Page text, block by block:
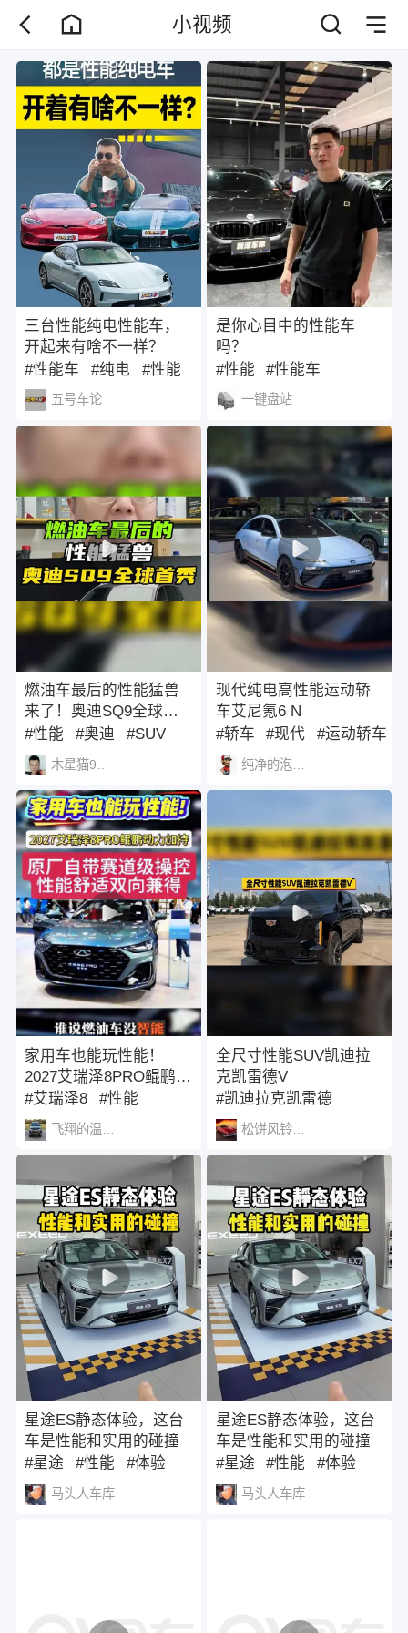
小视频
三台性能纯电性能车，
开起来有啥不一样？
#性能车
#纯电 #性能
五号车论
燃油车最后的性能猛兽
来了！奥迪SQ9全球首
秀，史上最大最强的性
能SUV！
#性能 #奥迪 #SUV
家用车也能玩性能！
2027艾瑞泽8PRO鲲鹏动
力加持，原厂自带赛道
级操控，性能舒适双向
兼得！
#艾瑞泽8
#性能
#艾瑞泽
星途ES静态体验，这台
车是性能和实用的碰撞
#星途
#性能 #体验
马头人车库
是你心目中的性能车
吗？
#性能
#性能车
一键盘站
现代纯电高性能运动轿
车艾尼氪6 N
#轿车
#现代 #运动轿车
全尺寸性能SUV凯迪拉
克凯雷德V
#凯迪拉克凯雷德
#凯迪拉克
星途ES静态体验，这台
车是性能和实用的碰撞
#星途
#性能 #体验
马头人车库